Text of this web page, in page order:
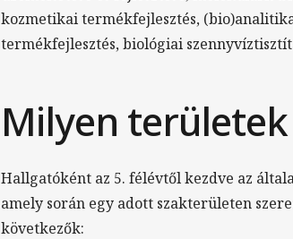
kozmetikai termékfejlesztés,
termékfejlesztés, biológiai
Milyen
Hallgatóként az 5. félévtől kezdve az
amely során egy adott szakterületen
következők: